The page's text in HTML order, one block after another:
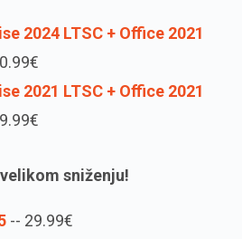
2024 LTSC + Office 2021
2021 LTSC + Office 2021
sniženju!
-- 29.99€